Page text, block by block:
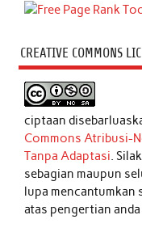
CREATIVE COMMONS
ciptaan
Commons Atribusi-
Tanpa Adaptasi.
sebagian maupun
lupa
atas pengertian anda